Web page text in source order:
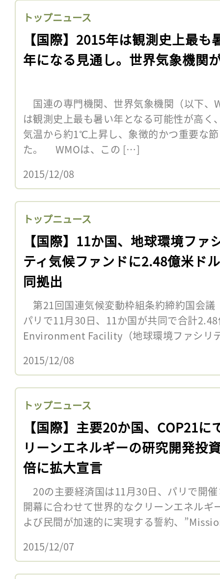
トップニュース
【国際】2015年は観測史上最も
年になる見通し。世界気象機関
国連の専門機関、世界気象機関（以下、
は観測史上最も暑い年となる可能性が高
気温から約1℃上昇し、象徴的かつ重要な
た。 WMOは、この […]
2015/12/08
トップニュース
【国際】11か国、地球環境ファ
ティ気候ファンドに2.48億米ド
同拠出
第21回国連気候変動枠組条約締約国会議
パリで11月30日、11か国が共同で合計
Environment Facility（地球環境ファシリ
2015/12/08
トップニュース
【国際】主要20か国、COP21に
リーンエネルギーの研究開発投
倍に拡大宣言
20の主要経済国は11月30日、パリで開
開幕に合わせて世界的なクリーンエネル
よび民間が加速的に実現する誓約、
2015/12/07